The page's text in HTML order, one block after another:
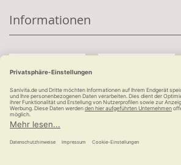
Informationen
Kauf auf Rechnung